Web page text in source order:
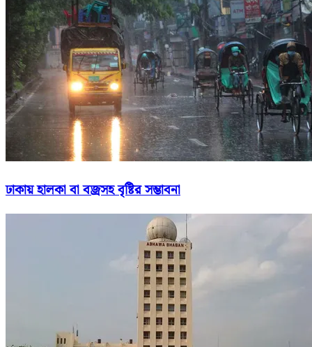
ঢাকায় হালকা বা বজ্রসহ বৃষ্টির সম্ভাবনা